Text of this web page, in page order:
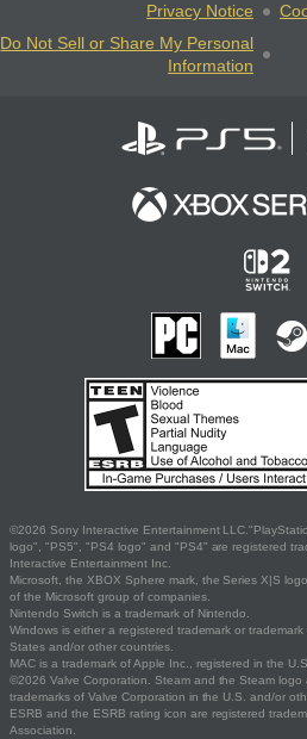
Privacy Notice
Do Not Sell or Share My Personal
Information
©2026 Sony Interactive Entertainment
logo", "PS5", "PS4 logo" and "PS4" are registered
Interactive Entertainment Inc.
Microsoft, the XBOX Sphere mark, the Series X|S
of the Microsoft group of companies.
Nintendo Switch is a trademark of Nintendo.
Windows is either a registered trademark or
States and/or other countries.
MAC is a trademark of Apple Inc., registered in the
©2026 Valve Corporation. Steam and the Steam logo
trademarks of Valve Corporation in the U.S. and/or
ESRB and the ESRB rating icon are registered
Association.